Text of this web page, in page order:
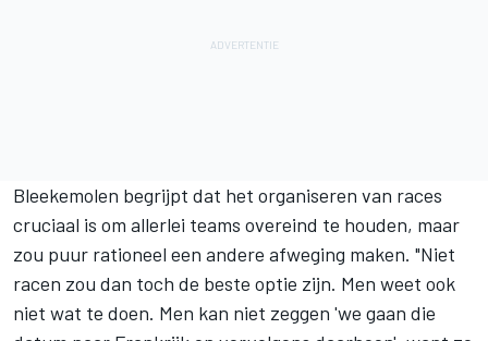
Bleekemolen begrijpt dat het organiseren van races
cruciaal is om allerlei teams overeind te houden, maar
zou puur rationeel een andere afweging maken. "Niet
racen zou dan toch de beste optie zijn. Men weet ook
niet wat te doen. Men kan niet zeggen 'we gaan die